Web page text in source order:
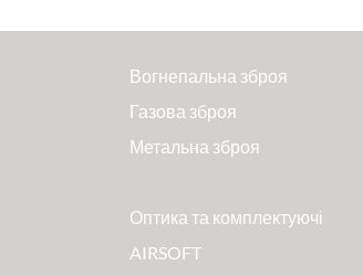
Вогнепальна зброя
Газова зброя
Метальна зброя
Оптика та комплектуючі
AIRSOFT